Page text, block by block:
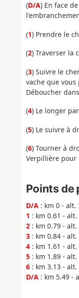
(D/A) En face
(1) Prendre le
(2) Traverser la
(3) Suivre le
vache que
Déboucher
(4) Le longer
(5) Le suivre à
(6) Tourner à
Verpillière pour
Points de
D/A: km 0 - alt.
1 : km 0.61 -
2: km 0.79 - alt.
3: km 0.84 - alt.
4: km 1.61 - alt.
5: km 1.89 - alt.
6: km 3.13 - alt.
D/A: km 5.49 -